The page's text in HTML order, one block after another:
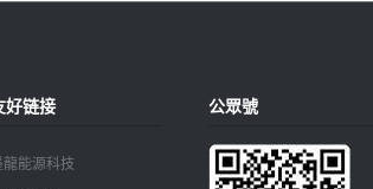
好链接
龍能源科技
公眾號